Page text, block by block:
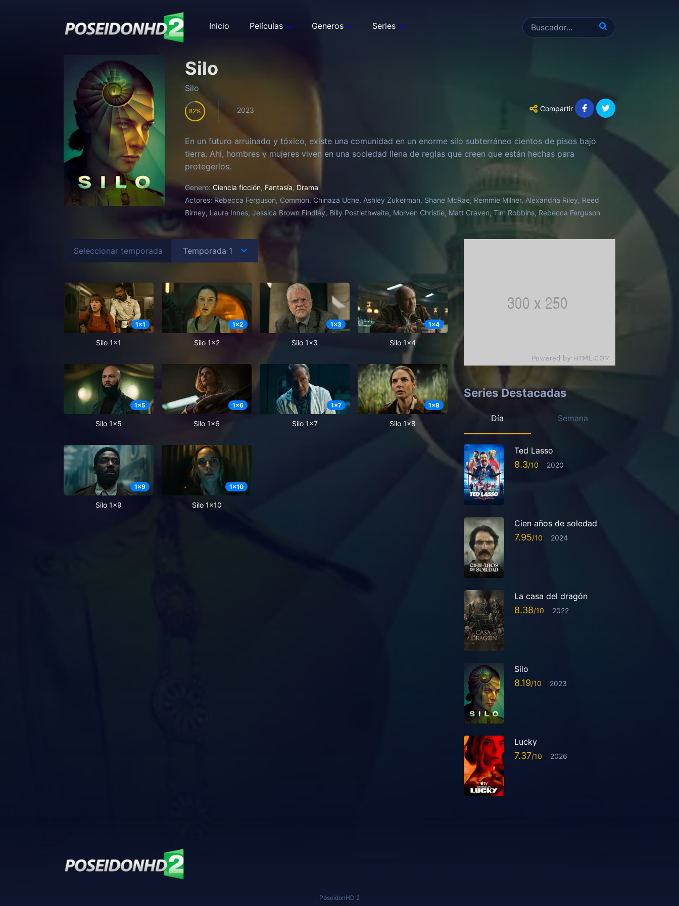
Inicio Películas Generos Series
Silo
Silo
82 2023 Compartir
En un futuro arruinado y tóxico, existe una comunidad en un enorme silo subterráneo cientos de pisos bajo
tierra. Ahí, hombres y mujeres viven en una sociedad llena de reglas que creen que están hechas para
protegerlos.
Genero: Ciencia ficción, Fantasía, Drama
Actores: Rebecca Ferguson, Common, Chinaza Uche, Ashley Zukerman, Shane McRae, Remmie Milner, Alexandria Riley, Reed
Birney, Laura Innes, Jessica Brown Findlay, Billy Postlethwaite, Morven Christie, Matt Craven, Tim Robbins, Rebecca Ferguson
Seleccionar temporada
1x1
Silo 1x1
1x2
Silo 1x2
1x3
Silo 1x3
1x4
Silo 1x4
1x5
Silo 1x5
1x6
Silo 1x6
1x7
Silo 1x7
1x8
Silo 1x8
1x9
Silo 1x9
1x10
Silo 1x10
Series Destacadas
Día Semana
Ted Lasso
8.3 2020
Cien años de soledad
7.95 2024
La casa del dragón
8.38 2022
Silo
8.19 2023
Lucky
7.37 2026
PoseidonHD 2